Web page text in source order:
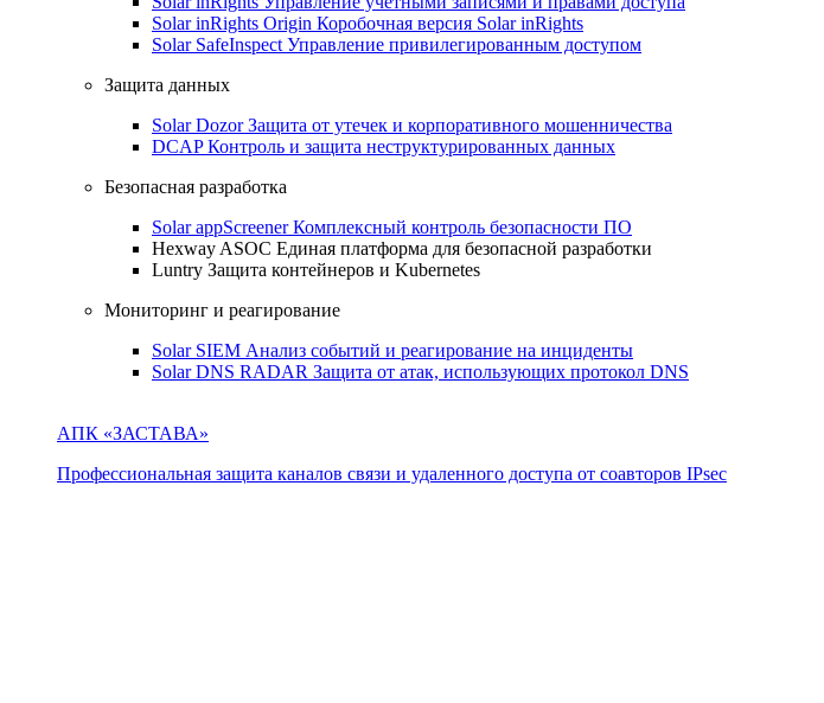
Solar inRights Origin Коробочная версия Solar inRights
Solar SafeInspect Управление привилегированным доступом
Защита данных
Solar DozorЗащита от утечек и корпоративного мошенничества
DCAPКонтроль и защита неструктурированных данных
Безопасная разработка
Solar appScreenerКомплексный контроль безопасности ПО
Hexway ASOC Единая платформа для безопасной разработки
Luntry Защита контейнеров и Kubernetes
Мониторинг и реагирование
Solar SIEM Анализ событий и реагирование на инциденты
Solar DNS RADAR Защита от атак, использующих протокол DNS
АПК «ЗАСТАВА»
Профессиональная защита каналов связи и удаленного доступа от соавторов IPsec